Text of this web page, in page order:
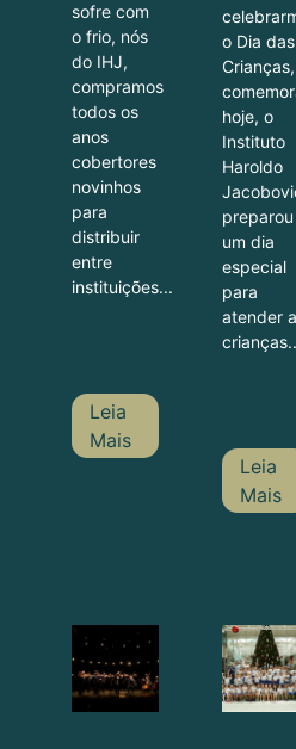
sofre com
o frio, nós
do IHJ,
compramos
todos os
anos
cobertores
novinhos
para
distribuir
entre
instituições...
Leia
Mais
o Dia das
Crianças,
hoje, o
Instituto
Haroldo
preparou
um dia
especial
para
atender
Leia
Mais